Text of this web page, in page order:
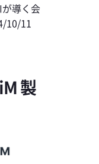
が導く会
10/11
製